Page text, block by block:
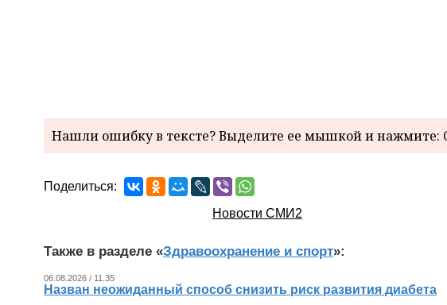
Нашли ошибку в тексте? Выделите ее мышкой и нажмите:
Поделиться:
Новости СМИ2
Также в разделе «Здравоохранение и спорт»:
06.08.2026 / 11.35
Назван неожиданный способ снизить риск развития диабета